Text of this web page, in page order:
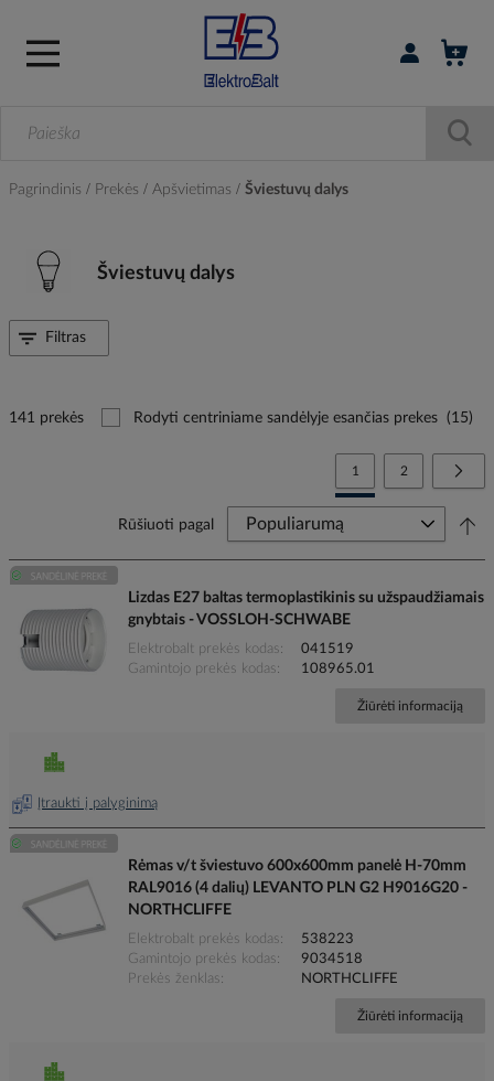
Prisijungti /
Pagrindinis Prekės Apšvietimas Šviestuvų dalys
Šviestuvų dalys
141 prekės Rodyti centriniame sandėlyje esančias prekes (15)
PageYou're currently reading
1 Page
2
Rūšiuoti pagal
Lizdas E27 baltas termoplastikinis su užspaudžiamais
gnybtais - VOSSLOH-SCHWABE
Elektrobalt prekės kodas
041519
Gamintojo prekės kodas
108965.01
Žiūrėti informaciją
Įtraukti į palyginimą
Rėmas v/t šviestuvo 600x600mm panelė H-70mm
RAL9016 (4 dalių) LEVANTO PLN G2 H9016G20 -
NORTHCLIFFE
Elektrobalt prekės kodas
538223
Gamintojo prekės kodas
9034518
Prekės ženklas
NORTHCLIFFE
Žiūrėti informaciją
Filtras